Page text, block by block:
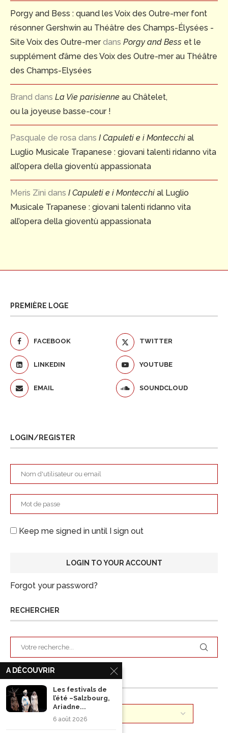
Porgy and Bess : quand les Voix des Outre-mer font
résonner Gershwin au Théâtre des Champs-Élysées -
Site Voix des Outre-merdans Porgy and Bess et le
supplément d’âme des Voix des Outre-mer au Théâtre
des Champs-Elysées
Brand dans La Vie parisienne au Châtelet,
ou la joyeuse basse-cour !
Pasquale de rosa dans I Capuleti e i Montecchi al
Luglio Musicale Trapanese : giovani talenti ridanno vita
all’opera della gioventù appassionata
Meris Zini dans I Capuleti e i Montecchi al Luglio
Musicale Trapanese : giovani talenti ridanno vita
all’opera della gioventù appassionata
PREMIÈRE LOGE
FACEBOOK TWITTER
LINKEDIN YOUTUBE
EMAIL SOUNDCLOUD
LOGIN/REGISTER
Keep me signed in until I sign out
Forgot your password?
RECHERCHER
ARCHIVES
A DÉCOUVRIR
Les festivals de
l’été –Salzbourg,
Ariadne...
6 août 2026